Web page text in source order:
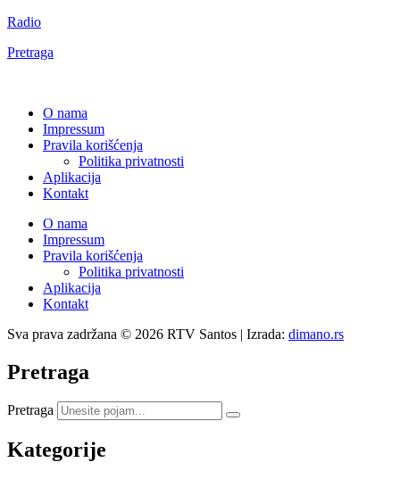
Radio
Pretraga
O nama
Impressum
Pravila korišćenja
Politika privatnosti
Aplikacija
Kontakt
O nama
Impressum
Pravila korišćenja
Politika privatnosti
Aplikacija
Kontakt
Sva prava zadržana © 2026 RTV Santos | Izrada: dimano.rs
Pretraga
Pretraga
Kategorije